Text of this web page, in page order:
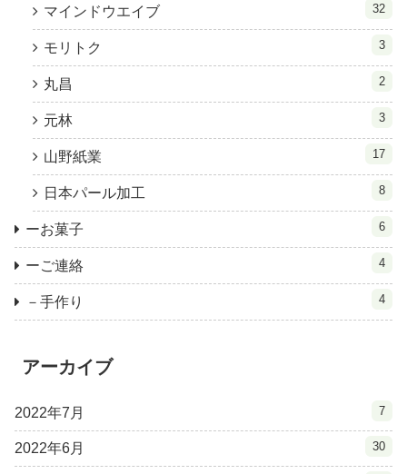
マインドウエイブ 32
モリトク 3
丸昌 2
元林 3
山野紙業 17
日本パール加工 8
ーお菓子 6
ーご連絡 4
－手作り 4
アーカイブ
2022年7月 7
2022年6月 30